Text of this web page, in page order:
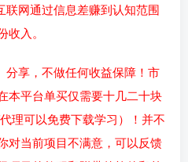
联网通过信息差赚到认知范围
入。
分享，不做任何收益保障！市
本平台单买仅需要十几二十块
理可以免费下载学习）！并不
对当前项目不满意，可以反馈